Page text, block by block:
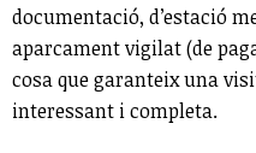
documentació, d’estació
aparcament vigilat (de
cosa que garanteix una
interessant i completa.